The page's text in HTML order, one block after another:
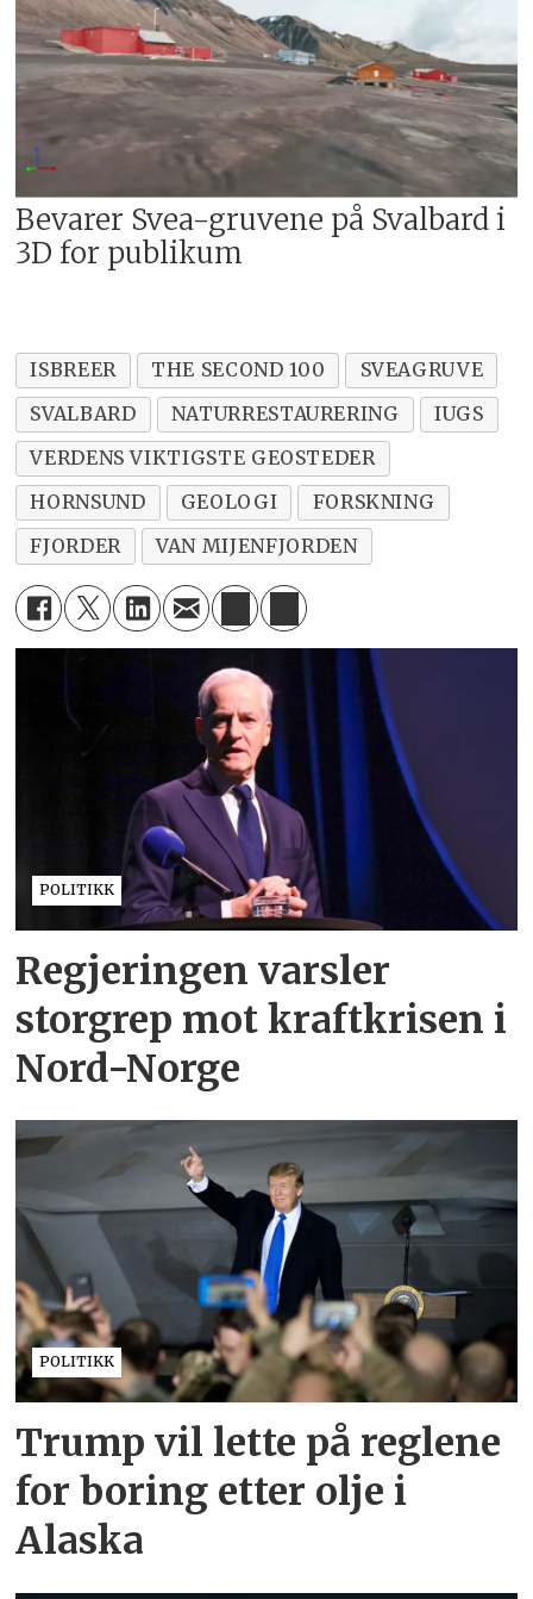
Rogaland og Otto Tanks-morenen i
Stryn; den plutonske larvikitten i
Oslo-riften – og Norges geologiske
nasjonalmonument Leka i
Trøndelag.
·Les mer om IUGS sin omtale av
fjord- og brelandskapet på Svalbard
Bevarer Svea-gruvene på Svalbard i
3D for publikum
ISBREER THE SECOND 100
SVEAGRUVE
SVALBARD
NATURRESTAURERING
IUGS
VERDENS VIKTIGSTE GEOSTEDER
HORNSUND
GEOLOGI
FORSKNING
FJORDER
VAN MIJENFJORDEN
POLITIKK
Regjeringen varsler
storgrep mot kraftkrisen i
Nord-Norge
POLITIKK
Trump vil lette på reglene
for boring etter olje i
Alaska